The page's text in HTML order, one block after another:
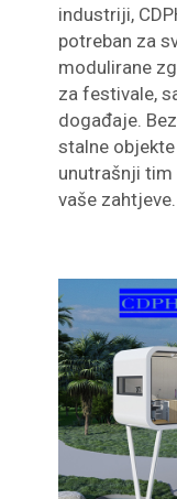
industriji,
potreban za
modulirane
za festivalе,
događaje.
stalne
unutrašnji
vaše zahtjeve.